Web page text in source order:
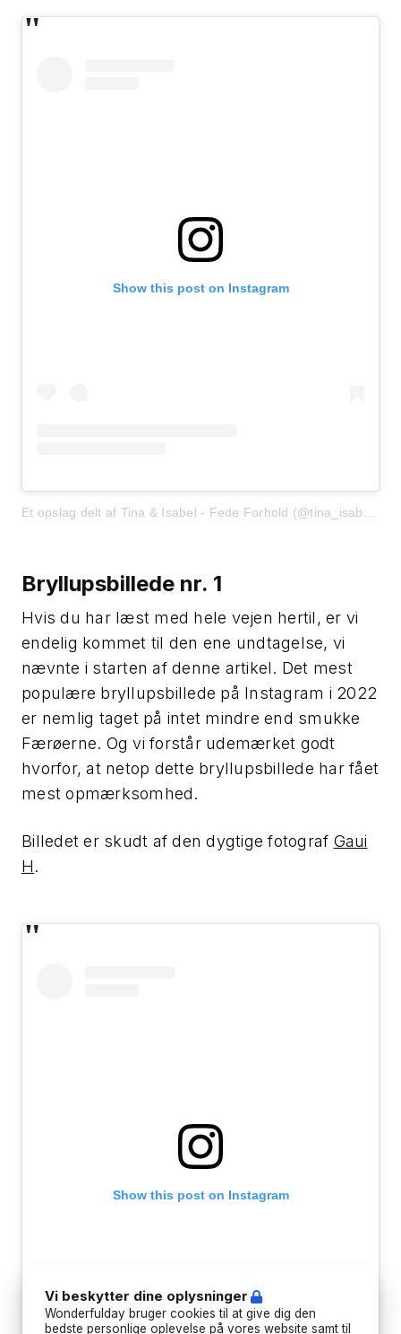
Show this post on Instagram
Bryllupsbillede nr. 1
Hvis du har læst med hele vejen hertil, er vi
endelig kommet til den ene undtagelse, vi
nævnte i starten af denne artikel. Det mest
populære bryllupsbillede på Instagram i 2022
er nemlig taget på intet mindre end smukke
Færøerne. Og vi forstår udemærket godt
hvorfor, at netop dette bryllupsbillede har fået
mest opmærksomhed.
Billedet er skudt af den dygtige fotograf Gaui
H.
Show this post on Instagram
Vi beskytter dine oplysninger
Wonderfulday bruger cookies til at give dig den
bedste personlige oplevelse på vores website samt til